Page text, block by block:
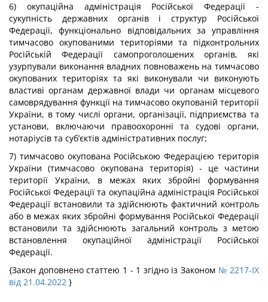
6) окупаційна адміністрація Російської Федерації -
сукупність державних органів і структур Російської
Федерації, функціонально відповідальних за управління
тимчасово окупованими територіями та підконтрольних
Російській Федерації самопроголошених органів, які
узурпували виконання владних повноважень на тимчасово
окупованих територіях та які виконували чи виконують
властиві органам державної влади чи органам місцевого
самоврядування функції на тимчасово окупованій території
України, в тому числі органи, організації, підприємства та
установи, включаючи правоохоронні та судові органи,
нотаріусів та суб’єктів адміністративних послуг;
7) тимчасово окупована Російською Федерацією територія
України (тимчасово окупована територія) - це частини
території України, в межах яких збройні формування
Російської Федерації та окупаційна адміністрація Російської
Федерації встановили та здійснюють фактичний контроль
або в межах яких збройні формування Російської Федерації
встановили та здійснюють загальний контроль з метою
встановлення окупаційної адміністрації Російської
Федерації.
{Закон доповнено статтею 1 - 1 згідно із Законом № 2217-IX
від 21.04.2022 }